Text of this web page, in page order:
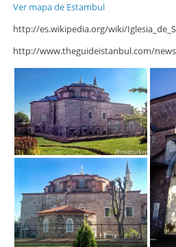
Ver mapa de Estambul
http://es.wikipedia.org/wiki/
http://www.theguideistanbul.com/